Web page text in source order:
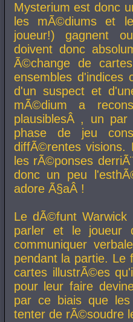
Mysterium est donc
les mÃ©diums et
joueur!) gagnent
doivent donc
Ã©change de
ensembles d'indices
d'un suspect et
mÃ©dium a
plausiblesÂ , un par
phase de jeu
diffÃ©rentes visions.
les rÃ©ponses
donc un peu
adore Ã§aÂ !
Le dÃ©funt Warwick
parler et le joueur
communiquer
pendant la partie. Le
cartes illustrÃ©es
pour leur faire
par ce biais que
tenter de rÃ©soudre